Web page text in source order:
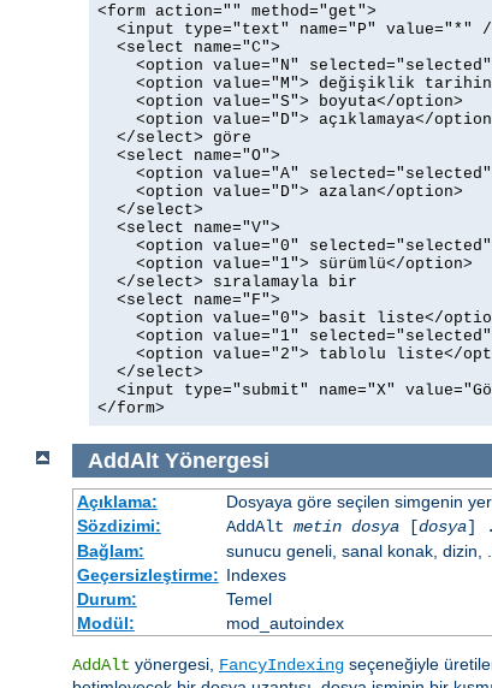
<form action="" method="get">
<input type="text" name="P" value="*"
  <select name="C">
<option value="N"
<option value="M"> değişiklik
    <option value="S"> boyuta</option>
<option value="D"> açıklamaya</
  </select> göre
  <select name="O">
<option value="A"
    <option value="D"> azalan</option>
  </select>
  <select name="V">
<option value="0"
    <option value="1"> sürümlü</option>
  </select> sıralamayla bir
  <select name="F">
<option value="0"> basit liste</
<option value="1"
<option value="2"> tablolu liste</
  </select>
<input type="submit" name="X"
</form>
AddAlt Yönergesi
Açıklama:
Dosyaya göre seçilen simgenin
Sözdizimi:
AddAlt metin dosya[dosya]
Bağlam:
sunucu geneli, sanal konak, dizin,
Geçersizleştirme: Indexes
Durum:
Temel
Modül:
mod_autoindex
AddAlt yönergesi, FancyIndexing seçeneğiyle